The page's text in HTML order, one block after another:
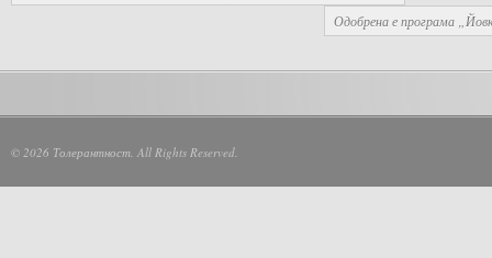
Одобрена е програма
© 2026 Толерантност. All Rights Reserved.